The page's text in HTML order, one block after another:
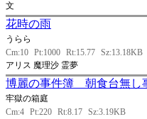
文
花時の雨
うらら
Cm:10 Pt:1000 Rt:15.77 Sz:13.18KB
アリス 魔理沙 霊夢
博麗の事件簿 朝食台無し
牢獄の箱庭
Cm:4 Pt:220 Rt:8.17 Sz:3.19KB